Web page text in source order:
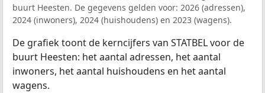
buurt Heesten. De gegevens gelden voor: 2026 (adressen),
2024 (inwoners), 2024 (huishoudens) en 2023 (wagens).
De grafiek toont de kerncijfers van STATBEL voor de
buurt Heesten: het aantal adressen, het aantal
inwoners, het aantal huishoudens en het aantal
wagens.